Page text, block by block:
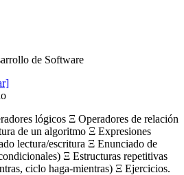
de Software
lógicos Ξ Operadores de relación
de un algoritmo Ξ Expresiones
lectura/escritura Ξ Enunciado de
Ξ Estructuras repetitivas
ciclo haga-mientras) Ξ Ejercicios.